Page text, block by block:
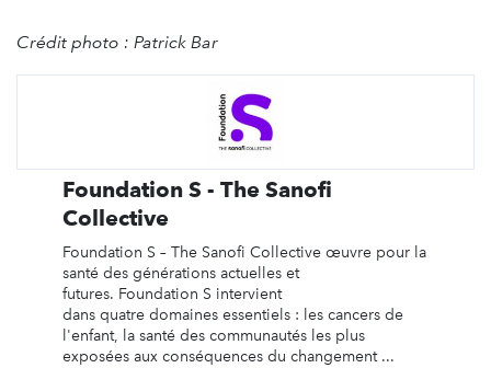
Crédit photo : Patrick Bar
Foundation S - The Sanofi
Collective
Foundation S – The Sanofi Collective œuvre pour la
santé des générations actuelles et
futures. Foundation S intervient
dans quatre domaines essentiels : les cancers de
l'enfant, la santé des communautés les plus
exposées aux conséquences du changement ...